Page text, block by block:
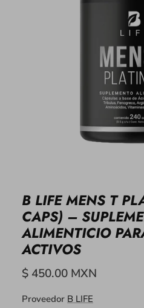
B LIFE MENS T
CAPS) –
ALIMENTICIO
ACTIVOS
$ 450.00 MXN
Proveedor B LIFE